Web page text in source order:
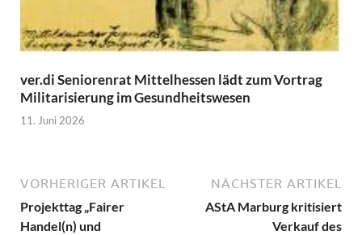
ver.di Seniorenrat Mittelhessen lädt zum Vortrag
Militarisierung im Gesundheitswesen
11. Juni 2026
VORHERIGER ARTIKEL
Projekttag „Fairer
Handel(n) und
NÄCHSTER ARTIKEL
AStA Marburg kritisiert
Verkauf des